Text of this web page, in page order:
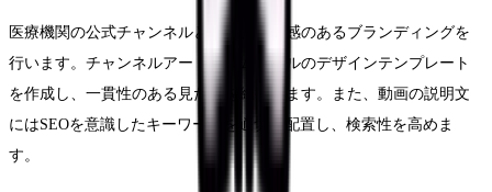
医療機関の公式チャンネルとして、統一感のあるブランディングを
行います。チャンネルアートやサムネイルのデザインテンプレート
を作成し、一貫性のある見た目を維持します。また、動画の説明文
にはSEOを意識したキーワードを適切に配置し、検索性を高めま
す。